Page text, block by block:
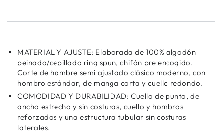
MATERIAL Y AJUSTE: Elaborada de 100% algodón
peinado/cepillado ring spun, chifón pre encogido.
Corte de hombre semi ajustado clásico moderno, con
hombro estándar, de manga corta y cuello redondo.
COMODIDAD Y DURABILIDAD: Cuello de punto, de
ancho estrecho y sin costuras, cuello y hombros
reforzados y una estructura tubular sin costuras
laterales.